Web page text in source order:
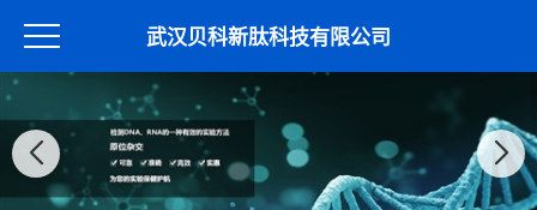
武汉贝科新肽科技有限公司